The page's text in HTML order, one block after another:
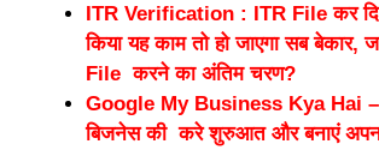
ITR Verification : ITR File कर
किया यह काम तो हो जाएगा सब बेकार,
File करने का अंतिम चरण?
Google My Business Kya Hai
बिजनेस की करे शुरुआत और बनाएं